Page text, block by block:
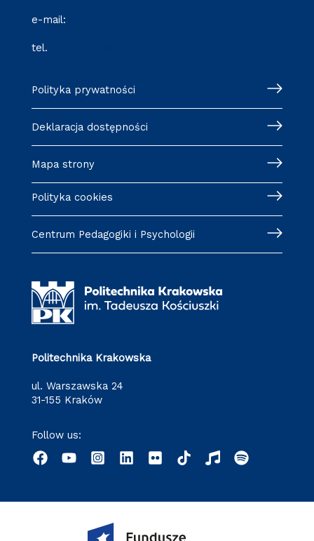
e-mail:
tel.
Polityka prywatności
Deklaracja dostępności
Mapa strony
Polityka cookies
Centrum Pedagogiki i Psychologii
Politechnika Krakowska
ul. Warszawska 24
31-155 Kraków
Follow us: